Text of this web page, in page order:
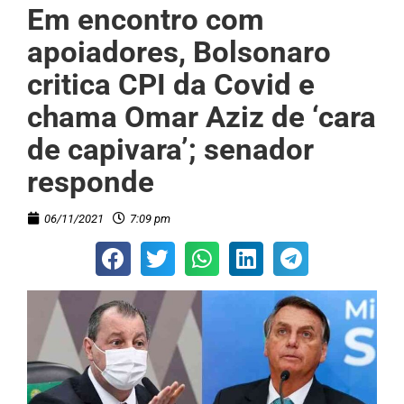
Em encontro com
apoiadores, Bolsonaro
critica CPI da Covid e
chama Omar Aziz de ‘cara
de capivara’; senador
responde
06/11/2021 7:09 pm